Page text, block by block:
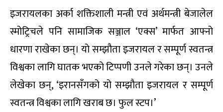
इजरायलका अर्का शक्तिशाली मन्त्री एवं अर्थमन्त्री बेजालेल
स्मोट्रिचले पनि सामाजिक सञ्जाल ‘एक्स’ मार्फत आफ्नो
धारणा राखेका छन्। यो सम्झौता इजरायल र सम्पूर्ण स्वतन्त्र
विश्वका लागि घातक भएको टिप्पणी उनले गरेका छन्। उनले
लेखेका छन्, ‘इरानसँगको यो सम्झौता इजरायल र सम्पूर्ण
स्वतन्त्र विश्वका लागि खराब छ। फुल स्टप।’